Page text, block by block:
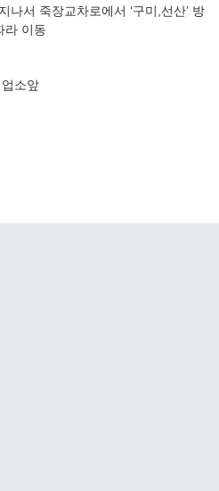
나서 죽장교차로에서 ‘구미,선산’ 방
라 이동
소앞